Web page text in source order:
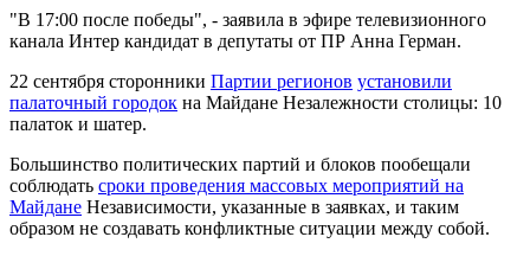
"В 17:00 после победы", - заявила в эфире телевизионного
канала Интер кандидат в депутаты от ПР Анна Герман.
22 сентября сторонники Партии регионов установили
палаточный городок на Майдане Незалежности столицы: 10
палаток и шатер.
Большинство политических партий и блоков пообещали
соблюдать сроки проведения массовых мероприятий на
Майдане Независимости, указанные в заявках, и таким
образом не создавать конфликтные ситуации между собой.